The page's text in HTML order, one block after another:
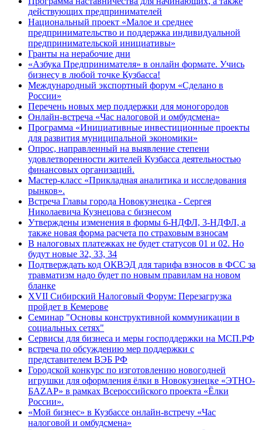
действующих предпринимателей
Национальный проект «Малое и среднее
предпринимательство и поддержка индивидуальной
предпринимательской инициативы»
Гранты на нерабочие дни
«Азбука Предпринимателя» в онлайн формате. Учись
бизнесу в любой точке Кузбасса!
Международный экспортный форум «Сделано в
России»
Перечень новых мер поддержки для моногородов
Онлайн-встреча «Час налоговой и омбудсмена»
Программа «Инициативные инвестиционные проекты
для развития муниципальной экономики»
Опрос, направленный на выявление степени
удовлетворенности жителей Кузбасса деятельностью
финансовых организаций.
Мастер-класс «Прикладная аналитика и исследования
рынков».
Встреча Главы города Новокузнецка - Сергея
Николаевича Кузнецова с бизнесом
Утверждены изменения в формы 6-НДФЛ, 3-НДФЛ, а
также новая форма расчета по страховым взносам
В налоговых платежках не будет статусов 01 и 02. Но
будут новые 32, 33, 34
Подтверждать код ОКВЭД для тарифа взносов в ФСС за
травматизм надо будет по новым правилам на новом
бланке
XVII Сибирский Налоговый Форум: Перезагрузка
пройдет в Кемерове
Семинар "Основы конструктивной коммуникации в
социальных сетях"
Сервисы для бизнеса и меры господдержки на МСП.РФ
встреча по обсуждению мер поддержки с
представителем ВЭБ РФ
Городской конкурс по изготовлению новогодней
игрушки для оформления ёлки в Новокузнецке «ЭТНО-
БАZАР» в рамках Всероссийского проекта «Ёлки
России».
«Мой бизнес» в Кузбассе онлайн-встречу «Час
налоговой и омбудсмена»